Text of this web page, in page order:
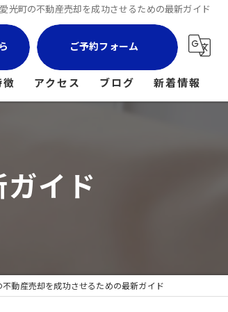
愛光町の不動産売却を成功させるための最新ガイド
ご予約フォーム
アクセス ブログ 新着情報
イド
不動産売却を成功させるための最新ガイド